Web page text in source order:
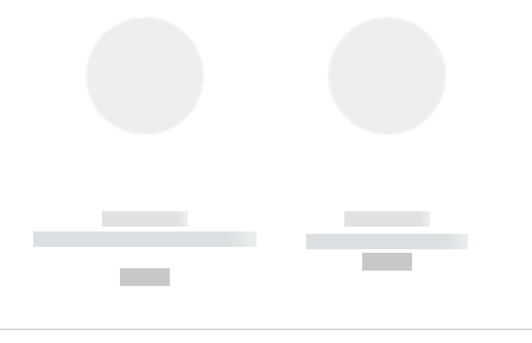
------------
----------- ----------- --------
------------
----------- -----------